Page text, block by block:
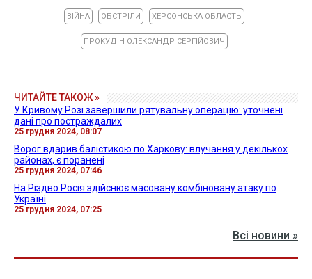
ВІЙНА ОБСТРІЛИ ХЕРСОНСЬКА ОБЛАСТЬ
ПРОКУДІН ОЛЕКСАНДР СЕРГІЙОВИЧ
ЧИТАЙТЕ ТАКОЖ »
У Кривому Розі завершили рятувальну операцію: уточнені
дані про постраждалих
25 грудня 2024, 08:07
Ворог вдарив балістикою по Харкову: влучання у декількох
районах, є поранені
25 грудня 2024, 07:46
На Різдво Росія здійснює масовану комбіновану атаку по
Україні
25 грудня 2024, 07:25
Всі новини »